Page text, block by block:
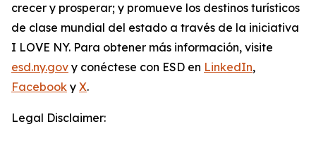
crecer y prosperar; y promueve los destinos turísticos
de clase mundial del estado a través de la iniciativa
I LOVE NY. Para obtener más información, visite
esd.ny.gov y conéctese con ESD en LinkedIn,
Facebook y X.
Legal Disclaimer: